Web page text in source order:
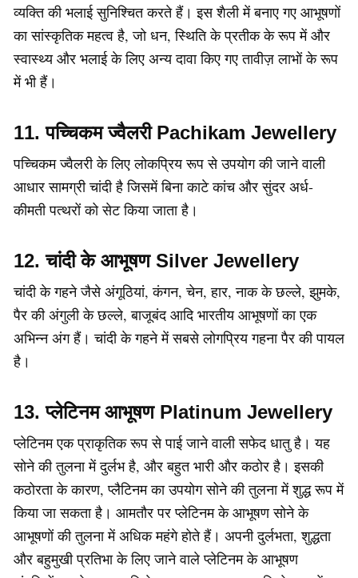
व्यक्ति की भलाई सुनिश्चित करते हैं। इस शैली में बनाए गए आभूषणों
का सांस्कृतिक महत्व है, जो धन, स्थिति के प्रतीक के रूप में और
स्वास्थ्य और भलाई के लिए अन्य दावा किए गए तावीज़ लाभों के रूप
में भी हैं।
11. पच्चिकम ज्वैलरी Pachikam Jewellery
पच्चिकम ज्वैलरी के लिए लोकप्रिय रूप से उपयोग की जाने वाली
आधार सामग्री चांदी है जिसमें बिना काटे कांच और सुंदर अर्ध-
कीमती पत्थरों को सेट किया जाता है।
12. चांदी के आभूषण Silver Jewellery
चांदी के गहने जैसे अंगूठियां, कंगन, चेन, हार, नाक के छल्ले, झुमके,
पैर की अंगुली के छल्ले, बाजूबंद आदि भारतीय आभूषणों का एक
अभिन्न अंग हैं। चांदी के गहने में सबसे लोगप्रिय गहना पैर की पायल
है।
13. प्लेटिनम आभूषण Platinum Jewellery
प्लेटिनम एक प्राकृतिक रूप से पाई जाने वाली सफेद धातु है। यह
सोने की तुलना में दुर्लभ है, और बहुत भारी और कठोर है। इसकी
कठोरता के कारण, प्लैटिनम का उपयोग सोने की तुलना में शुद्ध रूप में
किया जा सकता है। आमतौर पर प्लेटिनम के आभूषण सोने के
आभूषणों की तुलना में अधिक महंगे होते हैं। अपनी दुर्लभता, शुद्धता
और बहुमुखी प्रतिभा के लिए जाने वाले प्लेटिनम के आभूषण